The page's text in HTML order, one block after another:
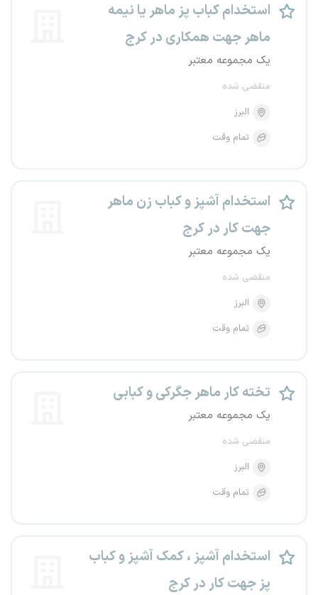
استخدام کباب پز ماهر یا نیمه
ماهر جهت همکاری در کرج
یک مجموعه معتبر
منقضی شده
البرز
تمام وقت
استخدام آشپز و کباب زن ماهر
جهت کار در کرج
یک مجموعه معتبر
منقضی شده
البرز
تمام وقت
تخته کار ماهر جگرکی و کبابی
یک مجموعه معتبر
منقضی شده
البرز
تمام وقت
استخدام آشپز ، کمک آشپز و کباب
پز جهت کار در کرج